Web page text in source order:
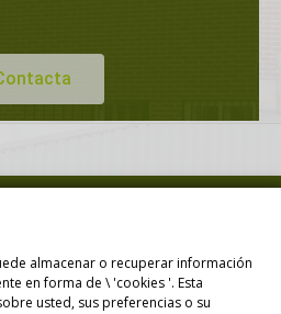
Web
almacenar o recuperar información
en forma de \ 'cookies '. Esta
usted, sus preferencias o su